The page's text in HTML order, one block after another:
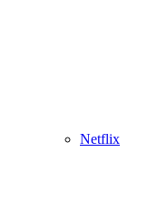
Netflix